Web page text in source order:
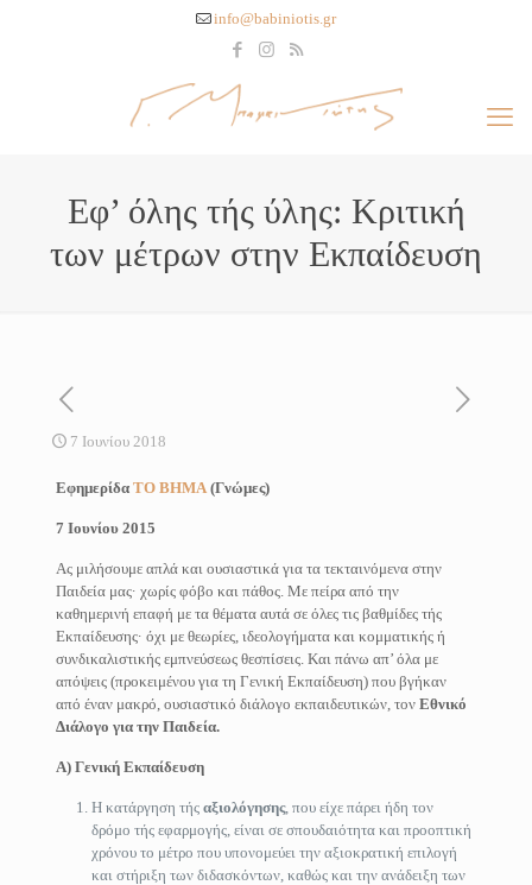
info@babiniotis.gr
Εφ’ όλης τής ύλης: Κριτική
των μέτρων στην Εκπαίδευση
7 Ιουνίου 2018
Εφημερίδα ΤΟ ΒΗΜΑ (Γνώμες)
7 Ιουνίου 2015
Ας μιλήσουμε απλά και ουσιαστικά για τα τεκταινόμενα στην
Παιδεία μας· χωρίς φόβο και πάθος. Με πείρα από την
καθημερινή επαφή με τα θέματα αυτά σε όλες τις βαθμίδες τής
Εκπαίδευσης· όχι με θεωρίες, ιδεολογήματα και κομματικής ή
συνδικαλιστικής εμπνεύσεως θεσπίσεις. Και πάνω απ’ όλα με
απόψεις (προκειμένου για τη Γενική Εκπαίδευση) που βγήκαν
από έναν μακρό, ουσιαστικό διάλογο εκπαιδευτικών, τον Εθνικό
Διάλογο για την Παιδεία.
Α) Γενική Εκπαίδευση
Η κατάργηση τήςαξιολόγησης, που είχε πάρει ήδη τον
δρόμο τής εφαρμογής, είναι σε σπουδαιότητα και προοπτική
χρόνου το μέτρο που υπονομεύει την αξιοκρατική επιλογή
και στήριξη των διδασκόντων, καθώς και την ανάδειξη των